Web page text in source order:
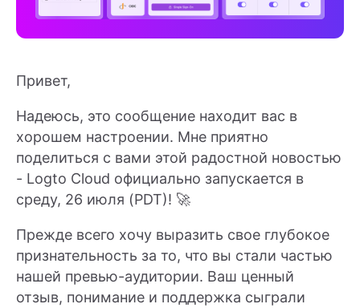
Привет,
Надеюсь, это сообщение находит вас в
хорошем настроении. Мне приятно
поделиться с вами этой радостной новостью
- Logto Cloud официально запускается в
среду, 26 июля (PDT)! 🚀
Прежде всего хочу выразить свое глубокое
признательность за то, что вы стали частью
нашей превью-аудитории. Ваш ценный
отзыв, понимание и поддержка сыграли